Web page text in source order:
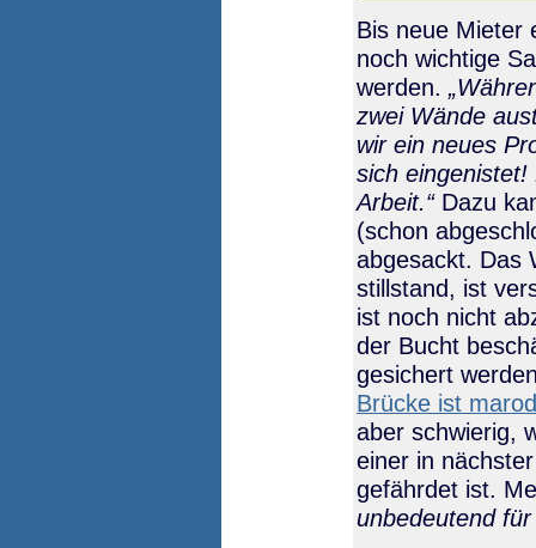
Bis neue Mieter
noch wichtige
werden.
zwei Wände
wir ein neues
sich
Arbeit. Dazu
(schon
abgesackt. Das
stillstand, ist
ist noch nicht
der Bucht
gesichert
Brücke ist
aber schwierig,
einer in
gefährdet ist.
unbedeutend